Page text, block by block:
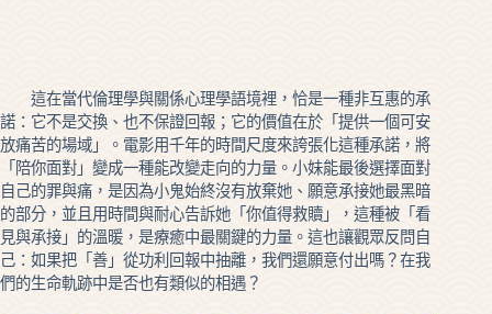
這在當代倫理學與關係心理學語境裡，恰是一種非互惠的承
諾：它不是交換、也不保證回報；它的價值在於「提供一個可安
放痛苦的場域」。電影用千年的時間尺度來誇張化這種承諾，將
「陪你面對」變成一種能改變走向的力量。小妹能最後選擇面對
自己的罪與痛，是因為小鬼始終沒有放棄她、願意承接她最黑暗
的部分，並且用時間與耐心告訴她「你值得救贖」，這種被「看
見與承接」的溫暖，是療癒中最關鍵的力量。這也讓觀眾反問自
己：如果把「善」從功利回報中抽離，我們還願意付出嗎？在我
們的生命軌跡中是否也有類似的相遇？